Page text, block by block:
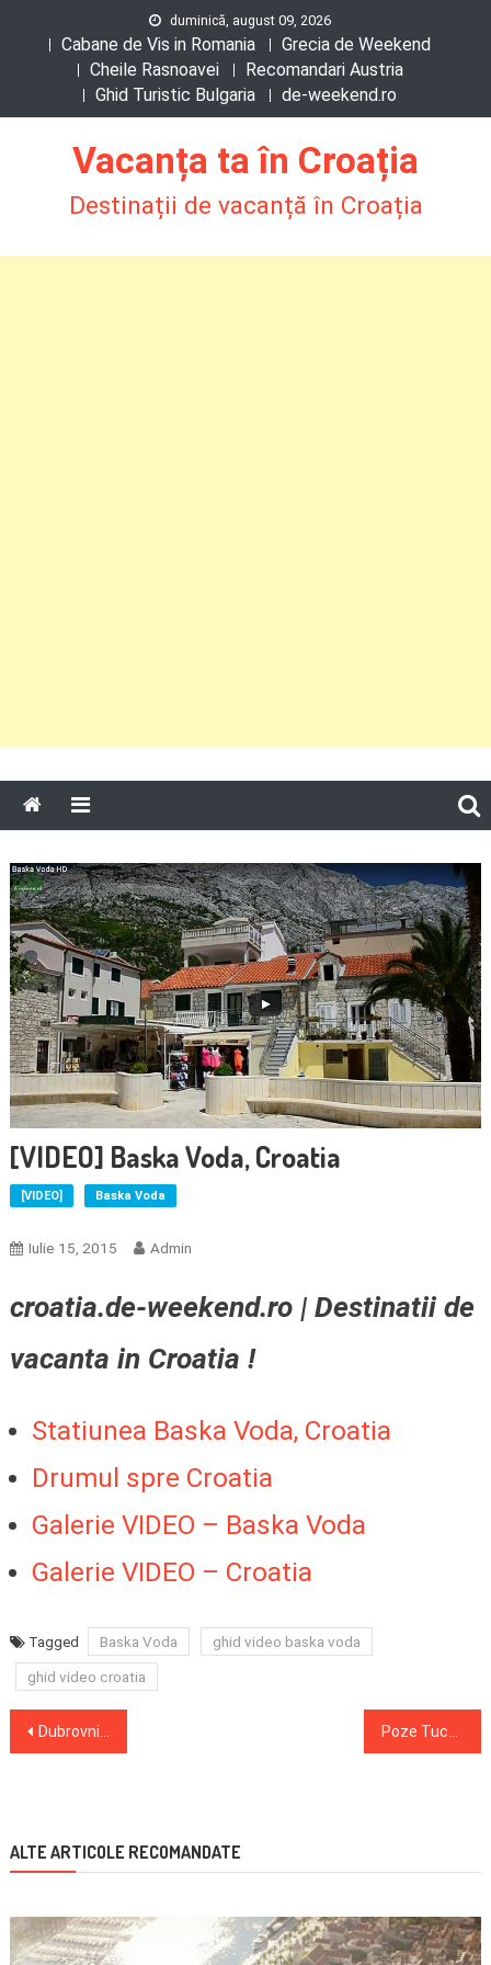
duminică, august 09, 2026
Cabane de Vis in Romania
Grecia de Weekend
Cheile Rasnoavei
Recomandari Austria
Ghid Turistic Bulgaria
de-weekend.ro
Vacanța ta în Croația
Destinații de vacanță în Croația
[VIDEO] Baska Voda, Croatia
[VIDEO] Baska Voda
Iulie 15, 2015 Admin
croatia.de-weekend.ro | Destinatii de
vacanta in Croatia !
Statiunea Baska Voda, Croatia
Drumul spre Croatia
Galerie VIDEO – Baska Voda
Galerie VIDEO – Croatia
Tagged Baska Voda
ghid video baska voda
ghid video croatia
Navigare
Dubrovnik Croatia – Povesti medievale si estivale
ALTE ARTICOLE RECOMANDATE